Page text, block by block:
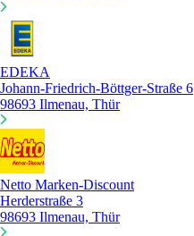
EDEKA
Johann-Friedrich-Böttger-Straße 6
98693 Ilmenau, Thür
Netto Marken-Discount
Herderstraße 3
98693 Ilmenau, Thür